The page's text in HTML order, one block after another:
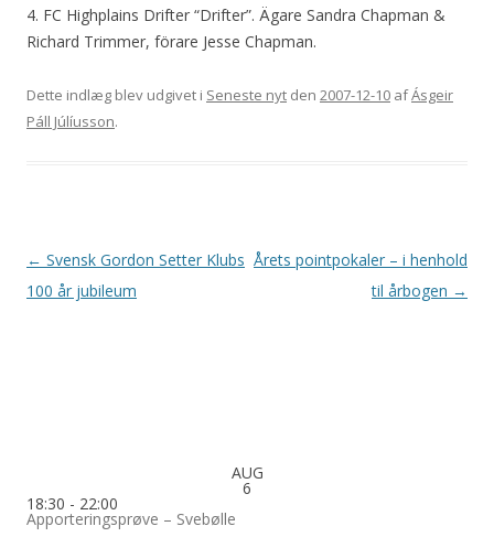
4. FC Highplains Drifter “Drifter”. Ägare Sandra Chapman &
Richard Trimmer, förare Jesse Chapman.
Dette indlæg blev udgivet i Seneste nyt den 2007-12-10 afÁsgeir
Páll Júlíusson.
Indlægsnavigation
← Svensk Gordon Setter Klubs
100 år jubileum
Årets pointpokaler – i henhold
til årbogen →
AUG
6
18:30 - 22:00
Apporteringsprøve – Svebølle